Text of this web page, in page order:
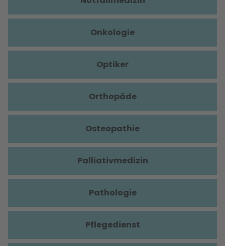
Onkologie
Optiker
Orthopäde
Osteopathie
Palliativmedizin
Pathologie
Pflegedienst